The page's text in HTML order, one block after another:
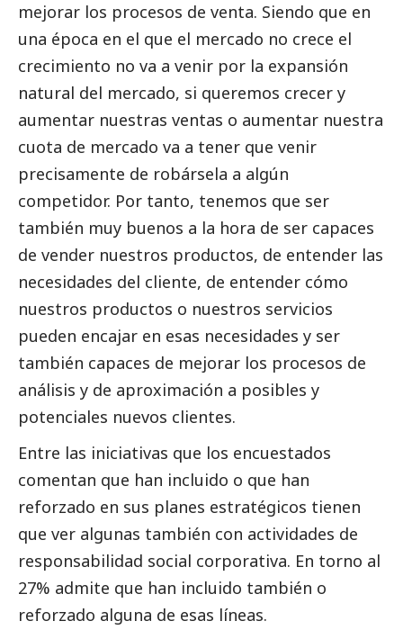
mejorar los procesos de venta. Siendo que en
una época en el que el mercado no crece el
crecimiento no va a venir por la expansión
natural del mercado, si queremos crecer y
aumentar nuestras ventas o aumentar nuestra
cuota de mercado va a tener que venir
precisamente de robársela a algún
competidor. Por tanto, tenemos que ser
también muy buenos a la hora de ser capaces
de vender nuestros productos, de entender las
necesidades del cliente, de entender cómo
nuestros productos o nuestros servicios
pueden encajar en esas necesidades y ser
también capaces de mejorar los procesos de
análisis y de aproximación a posibles y
potenciales nuevos clientes.
Entre las iniciativas que los encuestados
comentan que han incluido o que han
reforzado en sus planes estratégicos tienen
que ver algunas también con actividades de
responsabilidad social corporativa. En torno al
27% admite que han incluido también o
reforzado alguna de esas líneas.